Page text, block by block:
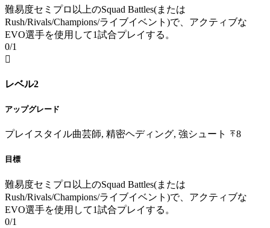
難易度セミプロ以上のSquad Battles(または
Rush/Rivals/Champions/ライブイベント)で、アクティブな
EVO選手を使用して1試合プレイする。
0/1

レベル2
アップグレード
プレイスタイル曲芸師, 精密ヘディング, 強シュート 8
目標
難易度セミプロ以上のSquad Battles(または
Rush/Rivals/Champions/ライブイベント)で、アクティブな
EVO選手を使用して1試合プレイする。
0/1